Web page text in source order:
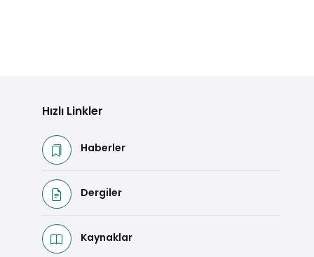
Hızlı Linkler
Haberler
Dergiler
Kaynaklar